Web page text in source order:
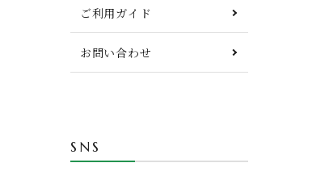
ご利用ガイド
お問い合わせ
SNS